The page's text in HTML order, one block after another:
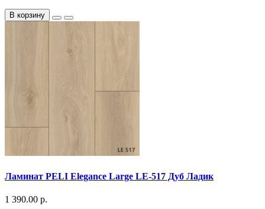
В корзину
Ламинат PELI Elegance Large LE-517 Дуб Ладик
1 390.00 р.